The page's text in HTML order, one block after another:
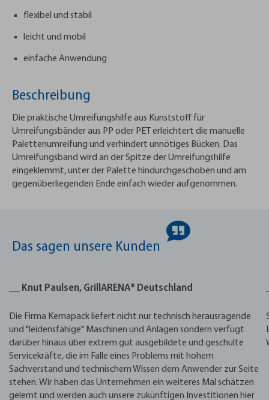
flexibel und stabil
leicht und mobil
einfache Anwendung
Beschreibung
Die praktische Umreifungshilfe aus Kunststoff für
Umreifungsbänder aus PP oder PET erleichtert die manuelle
Palettenumreifung und verhindert unnötiges Bücken. Das
Umreifungsband wird an der Spitze der Umreifungshilfe
eingeklemmt, unter der Palette hindurchgeschoben und am
gegenüberliegenden Ende einfach wieder aufgenommen.
Das sagen unsere Kunden
__ Knut Paulsen, GrillARENA® Deutschland
Die Firma Kemapack liefert nicht nur technisch herausragende
und "leidensfähige" Maschinen und Anlagen sondern verfügt
darüber hinaus über extrem gut ausgebildete und geschulte
Servicekräfte, die im Falle eines Problems mit hohem
Sachverstand und technischem Wissen dem Anwender zur Seite
stehen. Wir haben das Unternehmen ein weiteres Mal schätzen
gelernt und werden auch unsere zukünftigen Investitionen hier